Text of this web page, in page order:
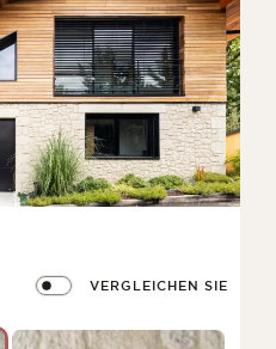
VERGLEICHEN SIE